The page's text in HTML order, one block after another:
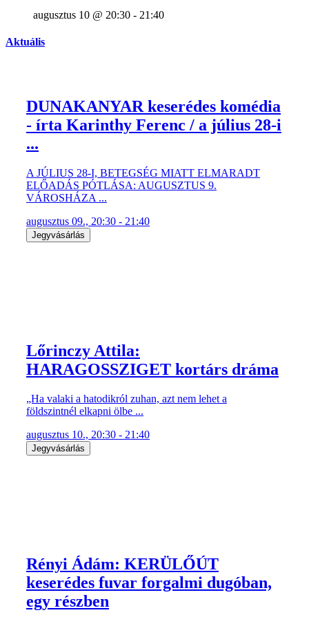
augusztus 10 @ 20:30 - 21:40
Aktuális
DUNAKANYAR keserédes komédia
- írta Karinthy Ferenc / a július 28-i
...
A JÚLIUS 28-I, BETEGSÉG MIATT ELMARADT
ELŐADÁS PÓTLÁSA: AUGUSZTUS 9.
VÁROSHÁZA ...
augusztus 09., 20:30 - 21:40
Jegyvásárlás
Lőrinczy Attila:
HARAGOSSZIGET kortárs dráma
„Ha valaki a hatodikról zuhan, azt nem lehet a
földszintnél elkapni ölbe ...
augusztus 10., 20:30 - 21:40
Jegyvásárlás
Rényi Ádám: KERÜLŐÚT
keserédes fuvar forgalmi dugóban,
egy részben